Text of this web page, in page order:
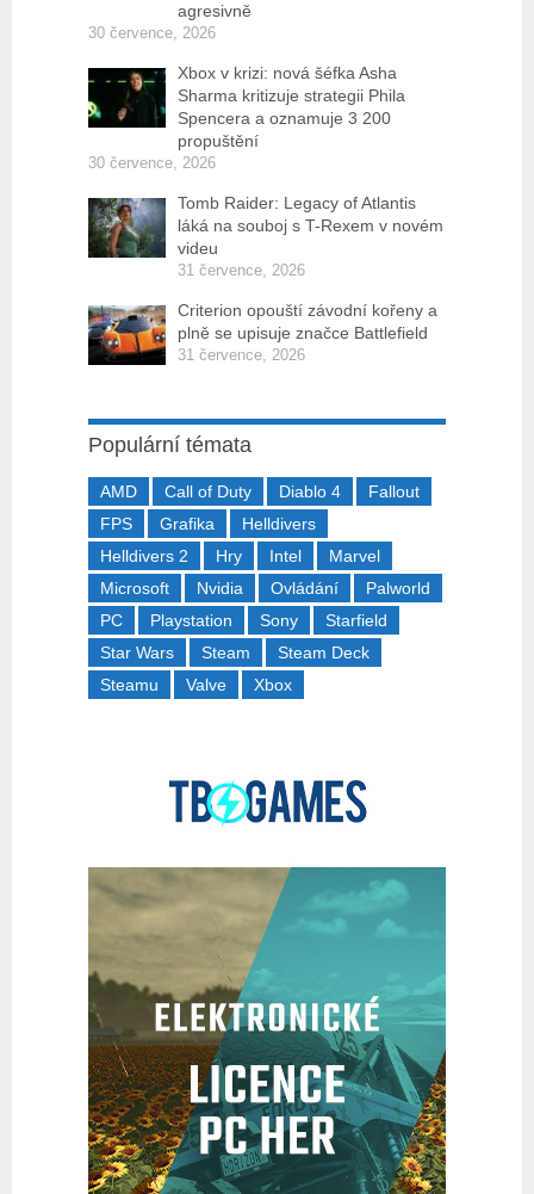
agresivně
30 července, 2026
Xbox v krizi: nová šéfka Asha
Sharma kritizuje strategii Phila
Spencera a oznamuje 3 200
propuštění
30 července, 2026
Tomb Raider: Legacy of Atlantis
láká na souboj s T-Rexem v novém
videu
31 července, 2026
Criterion opouští závodní kořeny a
plně se upisuje značce Battlefield
31 července, 2026
Populární témata
AMD Call of Duty Diablo 4
Fallout
FPS
Grafika
Helldivers
Helldivers 2
Hry Intel
Marvel
Microsoft
Nvidia Ovládání
Palworld
PC
Playstation Sony
Starfield
Star Wars
Steam
Steam Deck
Steamu
Valve Xbox